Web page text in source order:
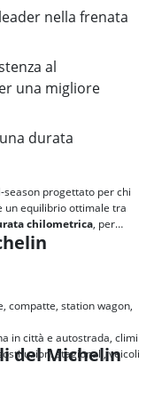
nella frenata
al
una migliore
durata
progettato per chi
un equilibrio ottimale tra
chilometrica, per
compatte, station wagon,
in città e autostrada, climi
stagionali, veicoli
del Michelin